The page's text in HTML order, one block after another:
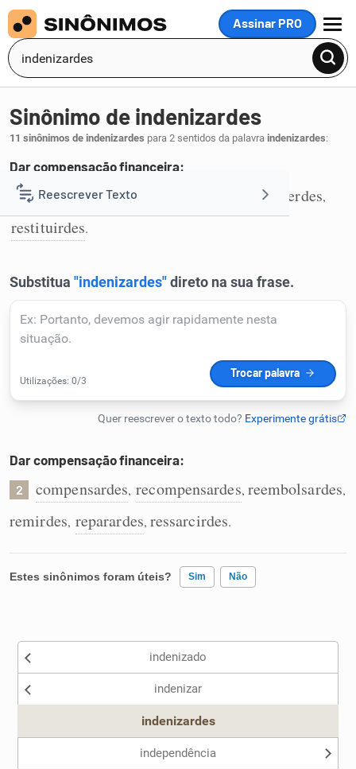
Assinar PRO
MENU
Reescrever Texto
Resumir Texto
Corrigir Texto
Detector de IA
Humanizador de IA
Cata-letras
Conexões
Caça-palavras
Dicionário
Sinônimo de indenizardes
11 sinônimos de indenizardes para 2 sentidos da palavra indenizardes:
Dar compensação financeira:
1 derdes,devolverdes repuserdes,
restituirdes.
Dar compensação financeira:
2 compensardes, recompensardes, reembolsardes,
remirdes, reparardes, ressarcirdes.
Estes sinônimos foram úteis? Sim Não
Nenhum dos sinônimos apresentados me ajudou
indenizado
indenizar
indenizardes
independência